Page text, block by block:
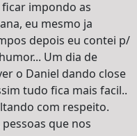
impondo as
eu mesmo ja
depois eu contei p/
Um dia de
o Daniel dando close
tudo fica mais facil..
com respeito.
que nos